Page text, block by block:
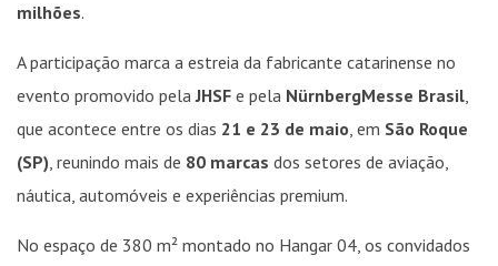
milhões.
A participação marca a estreia da fabricante catarinense no
evento promovido pelaJHSF e pela NürnbergMesse Brasil,
que acontece entre os dias 21 e 23 de maio, em São Roque
(SP), reunindo mais de 80 marcas dos setores de aviação,
náutica, automóveis e experiências premium.
No espaço de 380 m² montado no Hangar 04, os convidados